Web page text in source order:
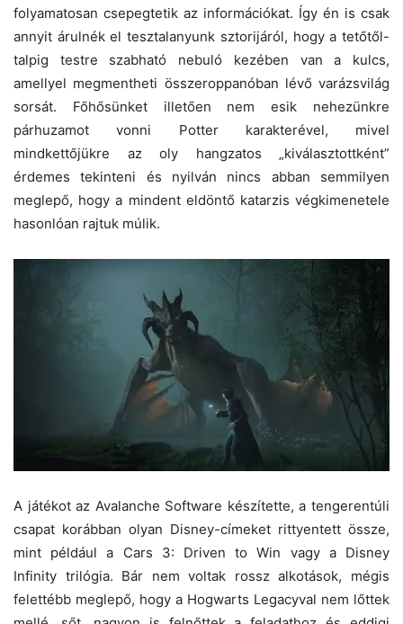
folyamatosan csepegtetik az információkat. Így én is csak
annyit árulnék el tesztalanyunk sztorijáról, hogy a tetőtől-
talpig testre szabható nebuló kezében van a kulcs,
amellyel megmentheti összeroppanóban lévő varázsvilág
sorsát. Főhősünket illetően nem esik nehezünkre
párhuzamot vonni Potter karakterével, mivel
mindkettőjükre az oly hangzatos „kiválasztottként”
érdemes tekinteni és nyilván nincs abban semmilyen
meglepő, hogy a mindent eldöntő katarzis végkimenetele
hasonlóan rajtuk múlik.
A játékot az Avalanche Software készítette, a tengerentúli
csapat korábban olyan Disney-címeket rittyentett össze,
mint például a Cars 3: Driven to Win vagy a Disney
Infinity trilógia. Bár nem voltak rossz alkotások, mégis
felettébb meglepő, hogy a Hogwarts Legacyval nem lőttek